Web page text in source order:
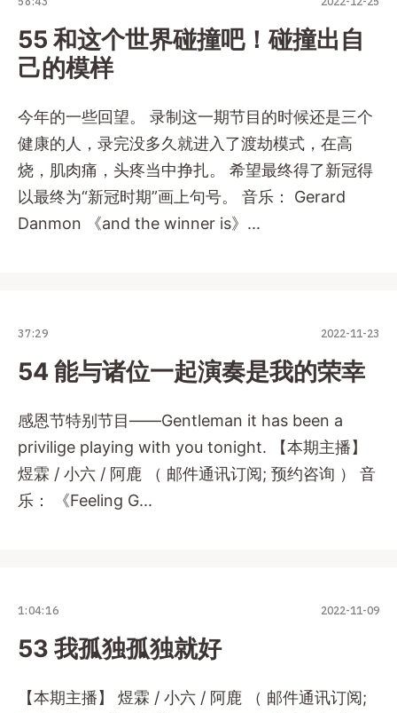
55 和这个世界碰撞吧！碰撞出自
己的模样
今年的一些回望。 录制这一期节目的时候还是三个
健康的人，录完没多久就进入了渡劫模式，在高
烧，肌肉痛，头疼当中挣扎。 希望最终得了新冠得
以最终为“新冠时期”画上句号。 音乐： Gerard
Danmon 《and the winner is》...
37:29 2022-11-23
54 能与诸位一起演奏是我的荣幸
感恩节特别节目——Gentleman it has been a
privilige playing with you tonight. 【本期主播】
煜霖 / 小六 / 阿鹿 （ 邮件通讯订阅; 预约咨询 ） 音
乐： 《Feeling G...
1:04:16 2022-11-09
53 我孤独孤独就好
【本期主播】 煜霖 / 小六 / 阿鹿 （ 邮件通讯订阅;